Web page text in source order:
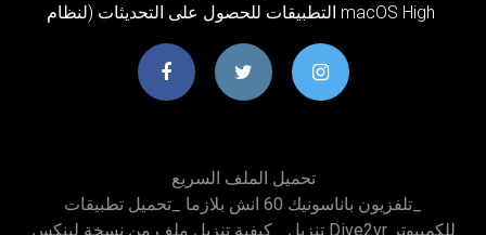
التطبيقات للحصول على التحديثات (لنظام macOS High
تحميل الملف السريع
كيفية تنزيل ملف من نسخة لينكس
تنزيل Dive2vr للكمبيوتر